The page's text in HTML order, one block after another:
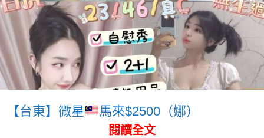
【台東】微星 馬來$2500（娜）
閱讀全文